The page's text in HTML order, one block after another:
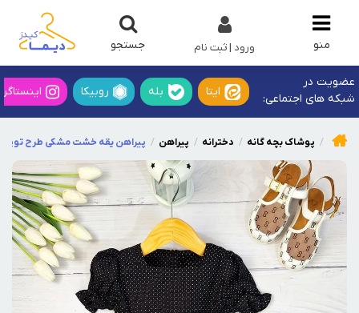
منو جستجو ورود | ثبت نام
عضویت در
شبکه های اجتماعی:
ایتا بله روبیکا
پوشاک بچه گانه دخترانه پیراهن پیراهن یقه خشت مشکی طرح توپی